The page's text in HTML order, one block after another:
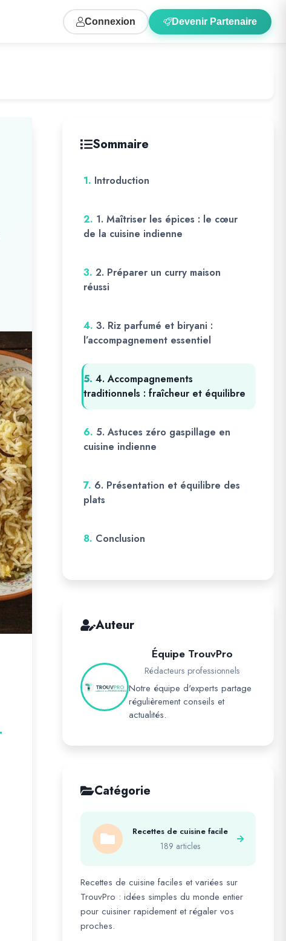
Connexion Devenir Partenaire
Sommaire
1. Introduction
2. 1. Maîtriser les épices : le cœur
de la cuisine indienne
3. 2. Préparer un curry maison
réussi
4. 3. Riz parfumé et biryani :
l’accompagnement essentiel
5. 4. Accompagnements
traditionnels : fraîcheur et équilibre
6. 5. Astuces zéro gaspillage en
cuisine indienne
7. 6. Présentation et équilibre des
plats
8. Conclusion
Auteur
Équipe TrouvPro
Rédacteurs professionnels
Notre équipe d'experts partage
régulièrement conseils et
actualités.
Catégorie
Recettes de cuisine facile
189 articles
Recettes de cuisine faciles et variées sur
TrouvPro : idées simples du monde entier
pour cuisiner rapidement et régaler vos
proches.